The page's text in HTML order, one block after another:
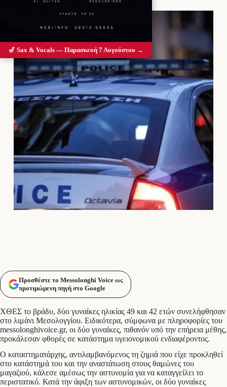
Προσθέστε το Messolonghi Voice ως
προτιμώμενη πηγή στο Google
ΧΘΕΣ το βράδυ, δύο γυναίκες ηλικίας 49 και 42 ετών συνελήφθησαν
στο λιμάνι Μεσολογγίου. Ειδικότερα, σύμφωνα με πληροφορίες του
messolonghivoice.gr, οι δύο γυναίκες, πιθανόν υπό την επήρεια μέθης,
προκάλεσαν φθορές σε κατάστημα υγειονομικού ενδιαφέροντος.
Ο καταστηματάρχης, αντιλαμβανόμενος τη ζημιά που είχε προκληθεί
στο κατάστημά του και την αναστάτωση στους θαμώνες του
μαγαζιού, κάλεσε αμέσως την αστυνομία για να καταγγείλει το
περιστατικό. Κατά την άφιξη των αστυνομικών, οι δύο γυναίκες
🎷 Sax & Vocals — Παρασκευή 7 Αυγούστου →